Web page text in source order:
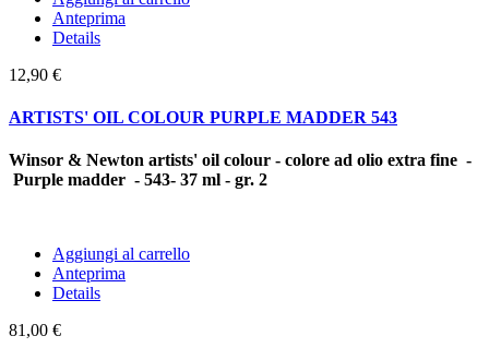
Anteprima
Details
12,90 €
ARTISTS' OIL COLOUR PURPLE MADDER 543
Winsor & Newton artists' oil colour - colore ad olio extra fine -
Purple madder - 543- 37 ml - gr. 2
Aggiungi al carrello
Anteprima
Details
81,00 €